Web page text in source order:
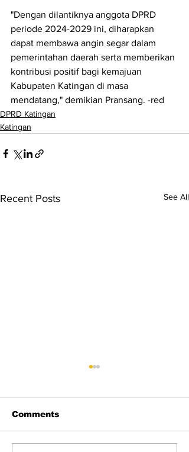
"Dengan dilantiknya anggota DPRD
periode 2024-2029 ini, diharapkan
dapat membawa angin segar dalam
pemerintahan daerah serta memberikan
kontribusi positif bagi kemajuan
Kabupaten Katingan di masa
mendatang," demikian Pransang. -red
DPRD Katingan
Katingan
Recent Posts See All
Comments